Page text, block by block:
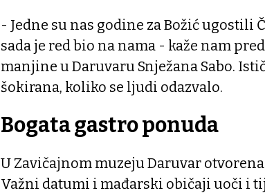
- Jedne su nas godine za Božić ugostili
sada je red bio na nama - kaže nam
manjine u Daruvaru Snježana Sabo.
šokirana, koliko se ljudi odazvalo.
Bogata gastro ponuda
U Zavičajnom muzeju Daruvar
Važni datumi i mađarski običaji uoči i